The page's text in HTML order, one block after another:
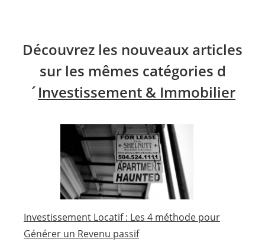
Découvrez les nouveaux articles
sur les mêmes catégories d
´Investissement & Immobilier
Investissement Locatif : Les 4 méthode pour
Générer un Revenu passif